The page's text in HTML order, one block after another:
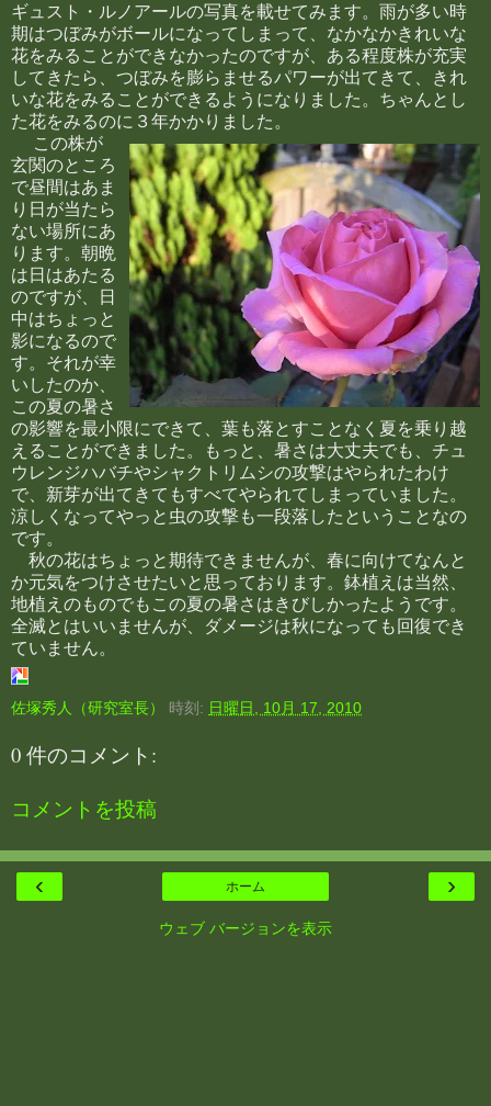
ギュスト・ルノアールの写真を載せてみます。雨が多い時
期はつぼみがボールになってしまって、なかなかきれいな
花をみることができなかったのですが、ある程度株が充実
してきたら、つぼみを膨らませるパワーが出てきて、きれ
いな花をみることができるようになりました。ちゃんとし
た花をみるのに３年かかりました。
この株が
玄関のところ
で昼間はあま
り日が当たら
ない場所にあ
ります。朝晩
は日はあたる
のですが、日
中はちょっと
影になるので
す。それが幸
いしたのか、
この夏の暑さ
の影響を最小限にできて、葉も落とすことなく夏を乗り越
えることができました。もっと、暑さは大丈夫でも、チュ
ウレンジハバチやシャクトリムシの攻撃はやられたわけ
で、新芽が出てきてもすべてやられてしまっていました。
涼しくなってやっと虫の攻撃も一段落したということなの
です。
秋の花はちょっと期待できませんが、春に向けてなんと
か元気をつけさせたいと思っております。鉢植えは当然、
地植えのものでもこの夏の暑さはきびしかったようです。
全滅とはいいませんが、ダメージは秋になっても回復でき
ていません。
佐塚秀人（研究室長） 時刻: 日曜日, 10月 17, 2010
0 件のコメント:
コメントを投稿
‹ ›
ホーム
ウェブ バージョンを表示